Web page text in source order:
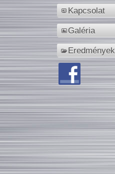
Kapcsolat
Galéria
Eredmények